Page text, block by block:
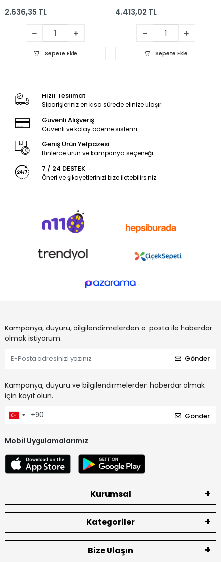
2.636,35 TL
Sepete Ekle
4.413,02 TL
Sepete Ekle
Hızlı Teslimat
Siparişleriniz en kısa sürede elinize ulaşır.
Güvenli Alışveriş
Güvenli ve kolay ödeme sistemi
Geniş Ürün Yelpazesi
Binlerce ürün ve kampanya seçeneği
7 / 24 DESTEK
Öneri ve şikayetlerinizi bize iletebilirsiniz.
Kampanya, duyuru, bilgilendirmelerden e-posta ile haberdar
olmak istiyorum.
Gönder
Kampanya, duyuru ve bilgilendirmelerden haberdar olmak
için kayıt olun.
Gönder
Mobil Uygulamalarımız
Kurumsal
Kategoriler
Bize Ulaşın